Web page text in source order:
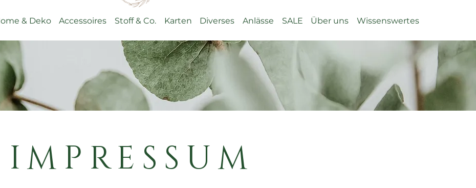
& Deko Accessoires Stoff & Co. Karten Diverses Anlässe SALE Über uns Wissenswertes
IMPRESSUM